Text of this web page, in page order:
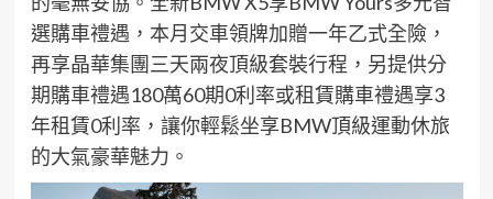
選購車禮遇，本月交車領牌加贈一年乙式全險，
再享晶華集團三天兩夜頂級套裝行程，另提供分
期購車禮遇180萬60期0利率或租賃購車禮遇享3
年租賃0利率，讓你輕鬆坐享BMW頂級運動休旅
的大氣豪華魅力。